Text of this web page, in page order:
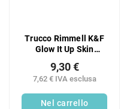
Trucco Rimmell K&F
Glow It Up Skin
7,62 € IVA esclusa
9,30 €
Nel carrello